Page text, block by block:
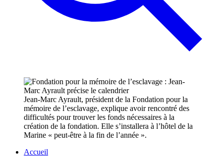
Jean-Marc Ayrault, président de la Fondation pour la
mémoire de l’esclavage, explique avoir rencontré des
difficultés pour trouver les fonds nécessaires à la
création de la fondation. Elle s’installera à l’hôtel de la
Marine « peut-être à la fin de l’année ».
Accueil